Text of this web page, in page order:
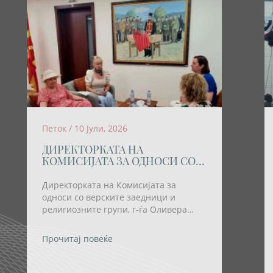
Петок / 10 Јули, 2026
ДИРЕКТОРКАТА НА
КОМИСИЈАТА ЗА ОДНОСИ СО
РЕЛИГИОЗНИТЕ ГРУПИ
ОСТВАРИ РАБОТНА СРЕДБА СО
ПРЕТСТАВНИЧКИ НА
ХРВАТСКАТА ЗАЕДНИЦА
Директорката на Комисијата за
односи со верските заедници и
религиозните групи, г-ѓа Оливера
средба со претставнички на
Хрватската заедница во нашата земја,
Прочитај повеќе